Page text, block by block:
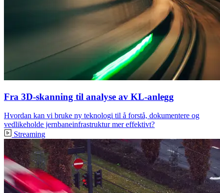
Fra 3D-skanning til analyse av KL-anlegg
Hvordan kan vi bruke ny teknologi til å forstå, dokumentere og
vedlikeholde jernbaneinfrastruktur mer effektivt?
Streaming